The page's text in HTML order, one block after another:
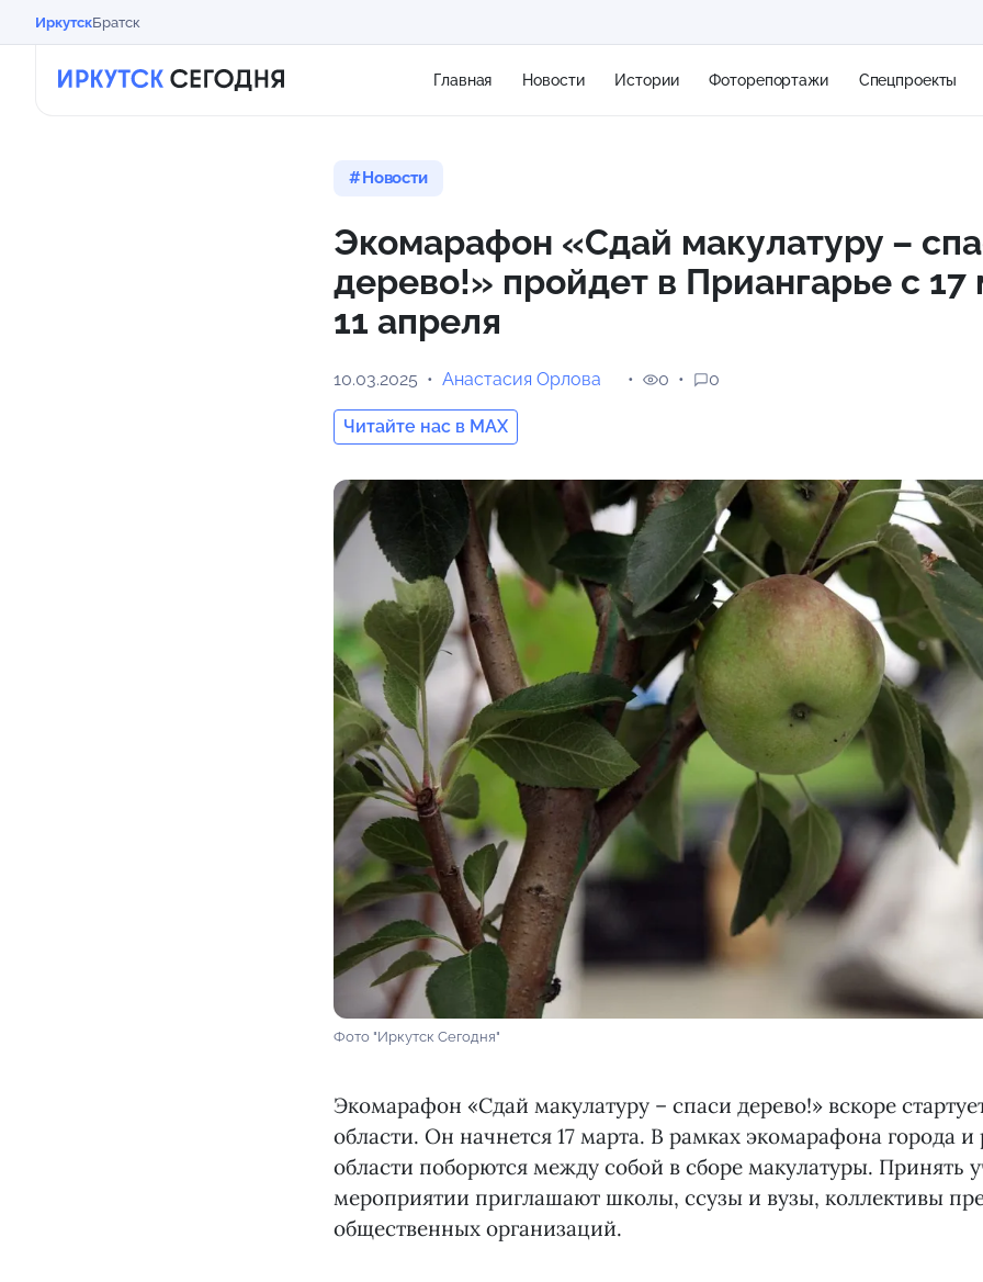
ИркутскБратск
Главная Новости Истории Фоторепортажи Спецпроекты
10 м/с
Новости
Экомарафон «Сдай макулатуру –
дерево!» пройдет в Приангарье с 17
11 апреля
10.03.2025 Анастасия Орлова
Читайте нас в MAX
0 0
Фото "Иркутск Сегодня"
Экомарафон «Сдай макулатуру – спаси дерево!» вскоре
области. Он начнется 17 марта. В рамках экомарафона города
области поборются между собой в сборе макулатуры. Принять
мероприятии приглашают школы, ссузы и вузы, коллективы
общественных организаций.